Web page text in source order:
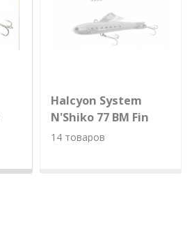
Halcyon System
N'Shiko 77 BM Fin
14 товаров